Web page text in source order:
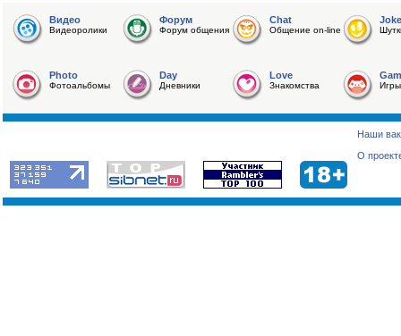
Видео
Видеоролики
Форум
Форум общения
Chat
Общение on-line
Joke
Photo
Фотоальбомы
Day
Дневники
Love
Знакомства Игры
Наши
О